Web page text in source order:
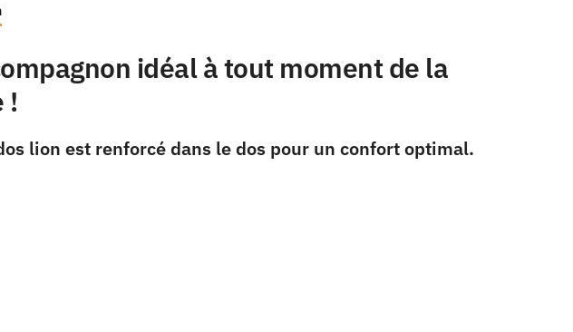
idéal à tout moment de la
!
lion est renforcé dans le dos pour un confort optimal.